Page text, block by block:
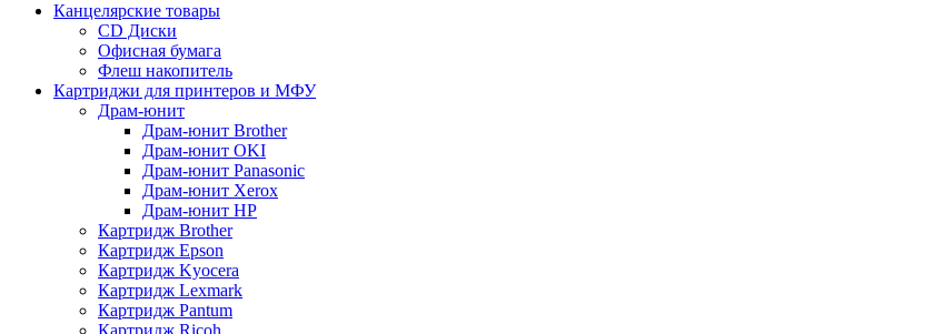
Канцелярские товары
CD Диски
Офисная бумага
Флеш накопитель
Картриджи для принтеров и МФУ
Драм-юнит
Драм-юнит Brother
Драм-юнит OKI
Драм-юнит Panasonic
Драм-юнит Xerox
Драм-юнит НР
Картридж Brother
Картридж Epson
Картридж Kyocera
Картридж Lexmark
Картридж Pantum